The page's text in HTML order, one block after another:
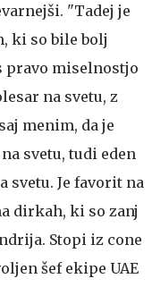
"Tadej je
ki so bile bolj
pravo miselnostjo
na svetu, z
menim, da je
svetu, tudi eden
svetu. Je favorit na
dirkah, ki so zanj
Stopi iz cone
šef ekipe UAE